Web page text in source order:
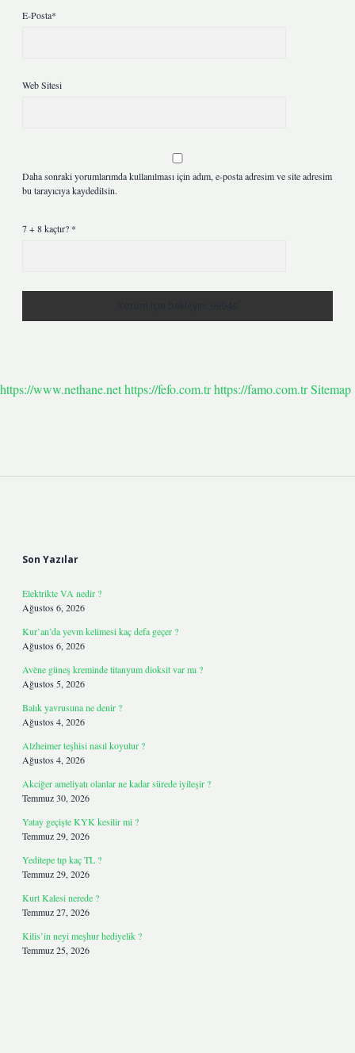
E-Posta*
Web Sitesi
Daha sonraki yorumlarımda kullanılması için adım, e-posta adresim ve site adresim
bu tarayıcıya kaydedilsin.
7 + 8 kaçtır? *
https://www.nethane.nethttps://fefo.com.trhttps://famo.com.trSitemap
Son Yazılar
Elektrikte VA nedir ?
Ağustos 6, 2026
Kur’an’da yevm kelimesi kaç defa geçer ?
Ağustos 6, 2026
Avène güneş kreminde titanyum dioksit var mı ?
Ağustos 5, 2026
Balık yavrusuna ne denir ?
Ağustos 4, 2026
Alzheimer teşhisi nasıl koyulur ?
Ağustos 4, 2026
Akciğer ameliyatı olanlar ne kadar sürede iyileşir ?
Temmuz 30, 2026
Yatay geçişte KYK kesilir mi ?
Temmuz 29, 2026
Yeditepe tıp kaç TL ?
Temmuz 29, 2026
Kurt Kalesi nerede ?
Temmuz 27, 2026
Kilis’in neyi meşhur hediyelik ?
Temmuz 25, 2026